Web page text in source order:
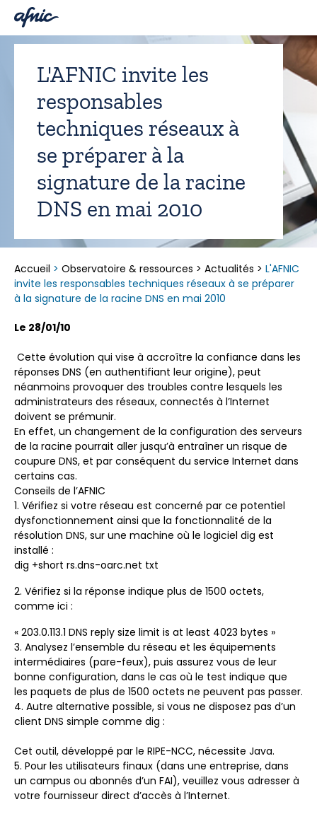
L'AFNIC invite les
responsables
techniques réseaux à
se préparer à la
signature de la racine
DNS en mai 2010
Accueil > Observatoire & ressources > Actualités > L'AFNIC
invite les responsables techniques réseaux à se préparer
à la signature de la racine DNS en mai 2010
Le 28/01/10
Cette évolution qui vise à accroître la confiance dans les
réponses DNS (en authentifiant leur origine), peut
néanmoins provoquer des troubles contre lesquels les
administrateurs des réseaux, connectés à l’Internet
doivent se prémunir.
En effet, un changement de la configuration des serveurs
de la racine pourrait aller jusqu’à entraîner un risque de
coupure DNS, et par conséquent du service Internet dans
certains cas.
Conseils de l’AFNIC
1. Vérifiez si votre réseau est concerné par ce potentiel
dysfonctionnement ainsi que la fonctionnalité de la
résolution DNS, sur une machine où le logiciel dig est
installé :
dig +short rs.dns-oarc.net txt
2. Vérifiez si la réponse indique plus de 1500 octets,
comme ici :
« 203.0.113.1 DNS reply size limit is at least 4023 bytes »
3. Analysez l’ensemble du réseau et les équipements
intermédiaires (pare-feux), puis assurez vous de leur
bonne configuration, dans le cas où le test indique que
les paquets de plus de 1500 octets ne peuvent pas passer.
4. Autre alternative possible, si vous ne disposez pas d’un
client DNS simple comme dig :
Cet outil, développé par le RIPE-NCC, nécessite Java.
5. Pour les utilisateurs finaux (dans une entreprise, dans
un campus ou abonnés d’un FAI), veuillez vous adresser à
votre fournisseur direct d’accès à l’Internet.
Panneau de gestion des cookies